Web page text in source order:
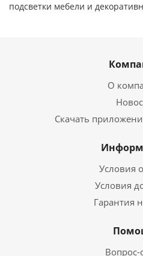
подсветки мебели и
О
Скачать
Условия
Условия
Гарантия
Вопрос-